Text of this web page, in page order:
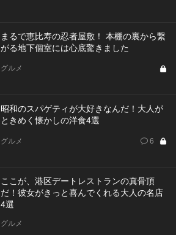
まるで恵比寿の忍者屋敷！ 本棚の裏から繋
がる地下個室には心底驚きました
グルメ
昭和のスパゲティが大好きなんだ！大人が
ときめく懐かしの洋食4選
グルメ 6
ここが、港区デートレストランの真骨頂
だ！彼女がきっと喜んでくれる大人の名店
4選
グルメ